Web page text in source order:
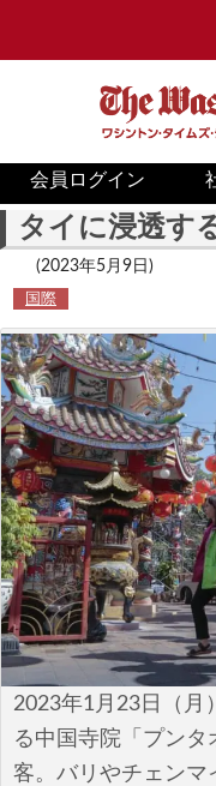
ニュース
政治
COVID-19
米国内
国際
安全保障
ビジネス・
カルチャー
ポリシー
会員ログイン
タイに浸透す
(2023年5月9日)
国際
2023年1月23日（月
る中国寺院「プン
客。バリやチェンマ